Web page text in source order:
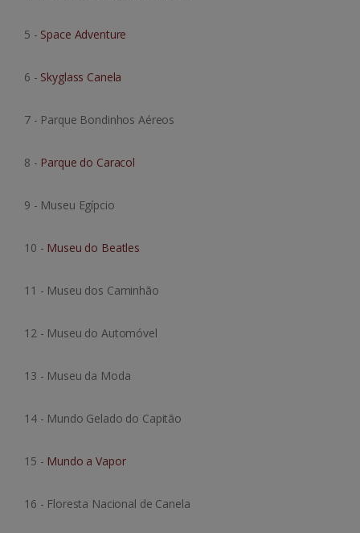
5 - Space Adventure
6 - Skyglass Canela
7 - Parque Bondinhos Aéreos
8 - Parque do Caracol
9 - Museu Egípcio
10 - Museu do Beatles
11 - Museu dos Caminhão
12 - Museu do Automóvel
13 - Museu da Moda
14 - Mundo Gelado do Capitão
15 - Mundo a Vapor
16 - Floresta Nacional de Canela